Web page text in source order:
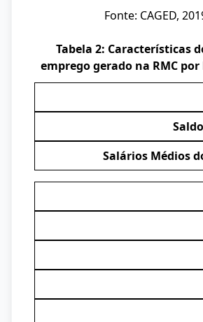
Fonte: CAGED,
Tabela 2: Características
emprego gerado na RMC
Saldo
Salários Médios